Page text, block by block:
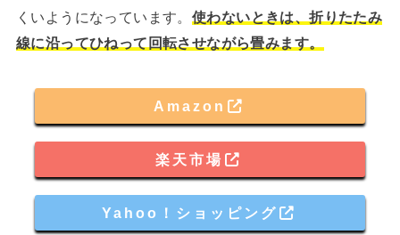
くいようになっています。 使わないときは、折りたたみ
線に沿ってひねって回転させながら畳みます。
Amazon
楽天市場
Yahoo！ショッピング